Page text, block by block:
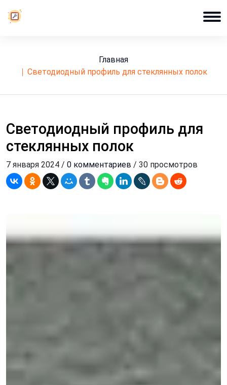
Главная
светодиодный профиль для стеклянных полок
Светодиодный профиль для
стеклянных полок
7 января 2024 / 0 комментариев / 30 просмотров